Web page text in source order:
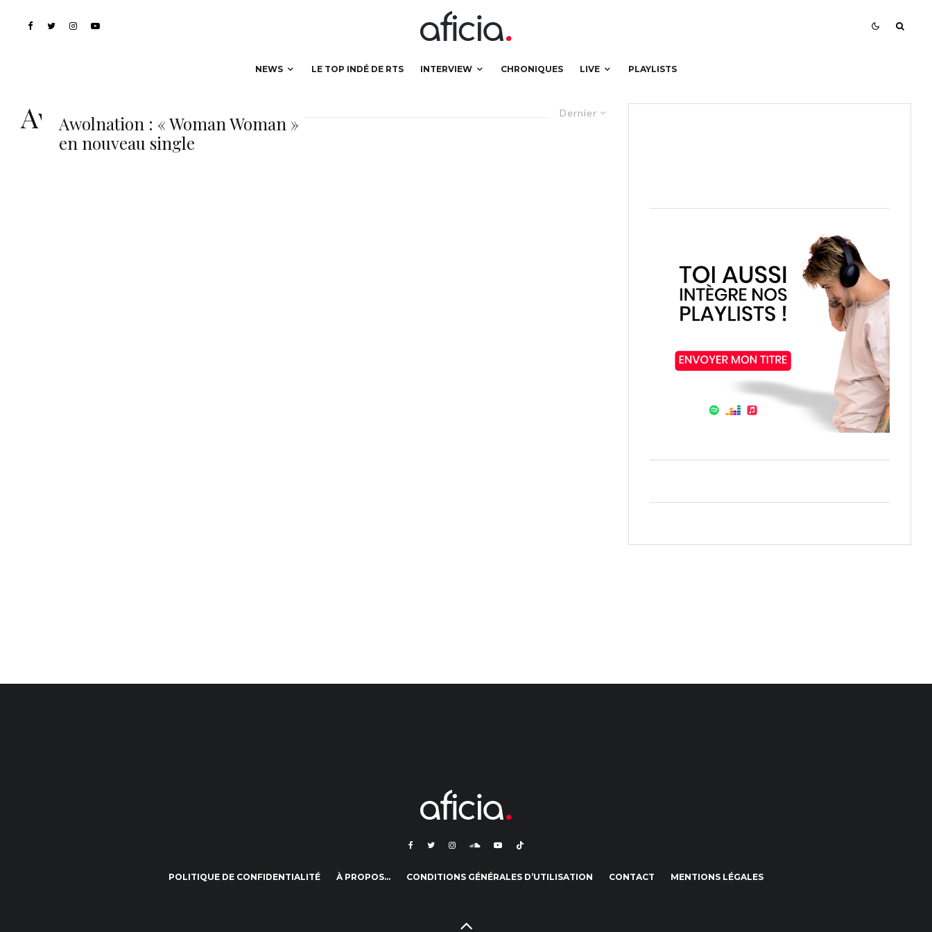
NEWS LE TOP INDÉ DE RTS INTERVIEW CHRONIQUES LIVE PLAYLISTS
Dernier
Awolnation
Awolnation : « Woman Woman »
en nouveau single
POLITIQUE DE CONFIDENTIALITÉ À PROPOS… CONDITIONS GÉNÉRALES D’UTILISATION CONTACT MENTIONS LÉGALES